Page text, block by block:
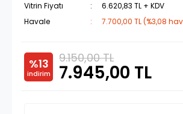
Vitrin Fiyatı
6.620,83 TL + KDV
Havale
7.700,00 TL (%3,08
%13
indirim
9.150,00 TL
7.945,00 TL